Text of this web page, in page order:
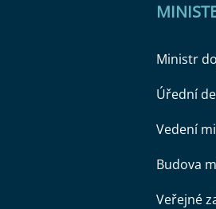
Ministr
Úřední
Vedení
Budova
Veřejné